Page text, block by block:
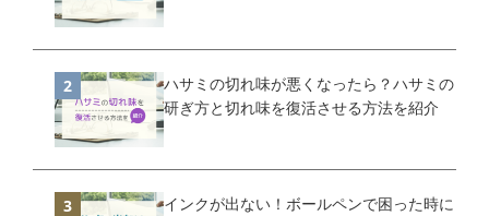
ハサミの切れ味が悪くなったら？ハサミの
研ぎ方と切れ味を復活させる方法を紹介
インクが出ない！ボールペンで困った時に